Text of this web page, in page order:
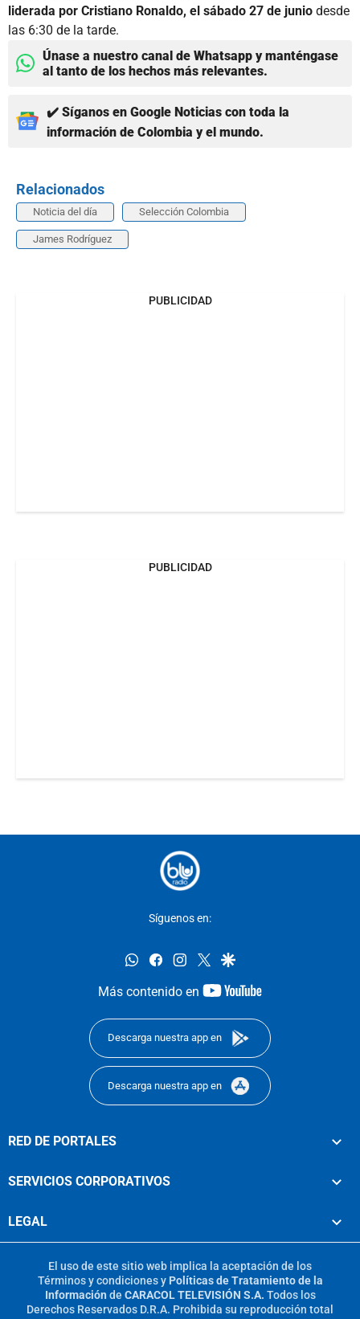
liderada por Cristiano Ronaldo, el sábado 27 de junio desde
las 6:30 de la tarde.
Únase a nuestro canal de Whatsapp y manténgase
al tanto de los hechos más relevantes.
✔️ Síganos en Google Noticias con toda la
información de Colombia y el mundo.
Relacionados
Noticia del día Selección Colombia
James Rodríguez
PUBLICIDAD
PUBLICIDAD
Síguenos en:
whatsappfacebookinstagram
twittergoogle
Más contenido en
youtube-
Descarga nuestra app en
Descarga nuestra app en
RED DE PORTALES
SERVICIOS CORPORATIVOS
LEGAL
El uso de este sitio web implica la aceptación de los
Términos y condicionesy Políticas de Tratamiento de la
Información de CARACOL TELEVISIÓN S.A. Todos los
Derechos Reservados D.R.A. Prohibida su reproducción total